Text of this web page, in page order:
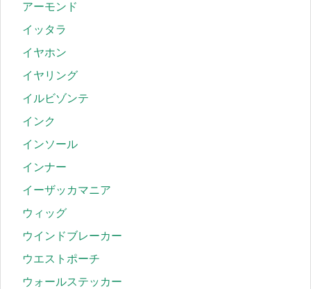
アーモンド
イッタラ
イヤホン
イヤリング
イルビゾンテ
インク
インソール
インナー
イーザッカマニア
ウィッグ
ウインドブレーカー
ウエストポーチ
ウォールステッカー